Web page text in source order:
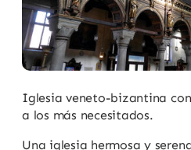
Iglesia veneto-bizantina
a los más necesitados.
Una iglesia hermosa y